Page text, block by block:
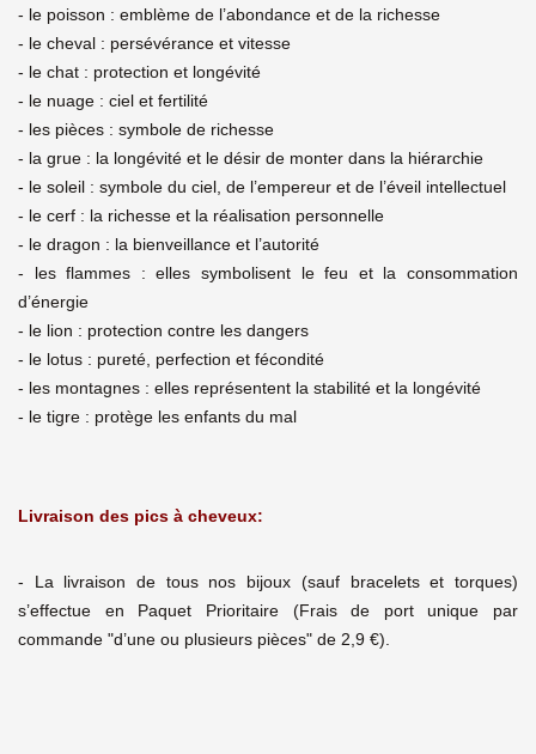
- le poisson : emblème de l’abondance et de la richesse
- le cheval : persévérance et vitesse
- le chat : protection et longévité
- le nuage : ciel et fertilité
- les pièces : symbole de richesse
- la grue : la longévité et le désir de monter dans la hiérarchie
- le soleil : symbole du ciel, de l’empereur et de l’éveil intellectuel
- le cerf : la richesse et la réalisation personnelle
- le dragon : la bienveillance et l’autorité
- les flammes : elles symbolisent le feu et la consommation
d’énergie
- le lion : protection contre les dangers
- le lotus : pureté, perfection et fécondité
- les montagnes : elles représentent la stabilité et la longévité
- le tigre : protège les enfants du mal
Livraison des pics à cheveux:
- La livraison de tous nos bijoux (sauf bracelets et torques)
s’effectue en Paquet Prioritaire (Frais de port unique par
commande "d’une ou plusieurs pièces" de 2,9 €).